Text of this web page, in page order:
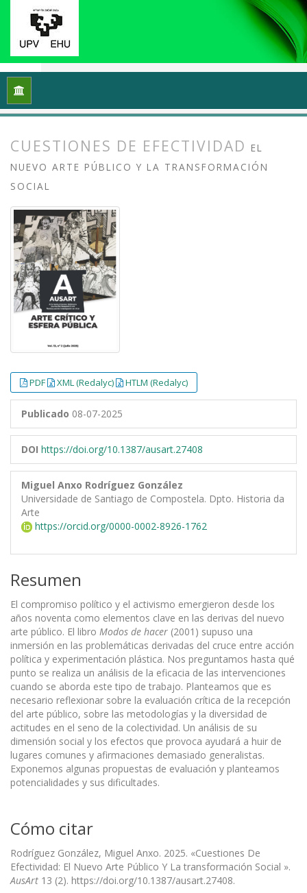
Inicio
CUESTIONES DE EFECTIVIDAD EL
NUEVO ARTE PÚBLICO Y LA TRANSFORMACIÓN
SOCIAL
PDF XML (Redalyc) HTLM (Redalyc)
Publicado 08-07-2025
DOI https://doi.org/10.1387/ausart.27408
Miguel Anxo Rodríguez González
Universidade de Santiago de Compostela. Dpto. Historia da
Arte
https://orcid.org/0000-0002-8926-1762
Resumen
El compromiso político y el activismo emergieron desde los
años noventa como elementos clave en las derivas del nuevo
arte público. El libro Modos de hacer (2001) supuso una
inmersión en las problemáticas derivadas del cruce entre acción
política y experimentación plástica. Nos preguntamos hasta qué
punto se realiza un análisis de la eficacia de las intervenciones
cuando se aborda este tipo de trabajo. Planteamos que es
necesario reflexionar sobre la evaluación crítica de la recepción
del arte público, sobre las metodologías y la diversidad de
actitudes en el seno de la colectividad. Un análisis de su
dimensión social y los efectos que provoca ayudará a huir de
lugares comunes y afirmaciones demasiado generalistas.
Exponemos algunas propuestas de evaluación y planteamos
potencialidades y sus dificultades.
Cómo citar
Rodríguez González, Miguel Anxo. 2025. «Cuestiones De
Efectividad: El Nuevo Arte Público Y La transformación Social ».
AusArt 13 (2). https://doi.org/10.1387/ausart.27408.